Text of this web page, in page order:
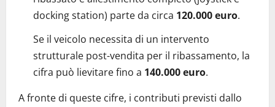
docking station) parte da circa 120.000 euro.
Se il veicolo necessita di un intervento
strutturale post-vendita per il ribassamento, la
cifra può lievitare fino a 140.000 euro.
A fronte di queste cifre, i contributi previsti dallo